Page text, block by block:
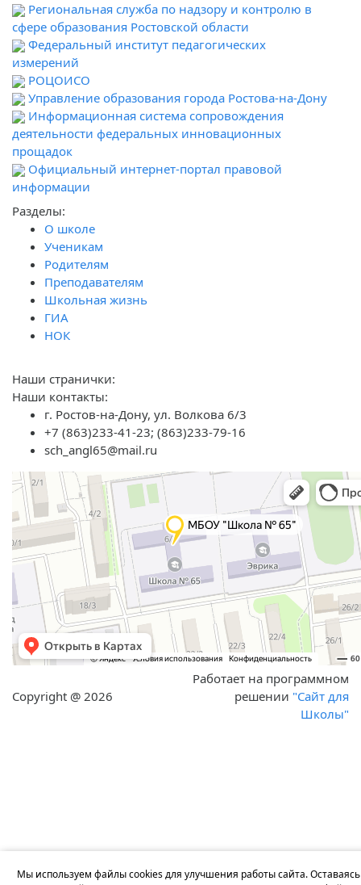
Региональная служба по надзору и контролю в
сфере образования Ростовской области
Федеральный институт педагогических
измерений
РОЦОИСО
Управление образования города Ростова-на-Дону
Информационная система сопровождения
деятельности федеральных инновационных
прощадок
Официальный интернет-портал правовой
информации
Разделы:
О школе
Ученикам
Родителям
Преподавателям
Школьная жизнь
ГИА
НОК
Наши странички:
Наши контакты:
г. Ростов-на-Дону, ул. Волкова 6/3
+7 (863)233-41-23; (863)233-79-16
sch_angl65@mail.ru
Copyright @ 2026
Работает на программном
решении "Сайт для
Школы"
Мы используем файлы cookies для улучшения работы сайта.